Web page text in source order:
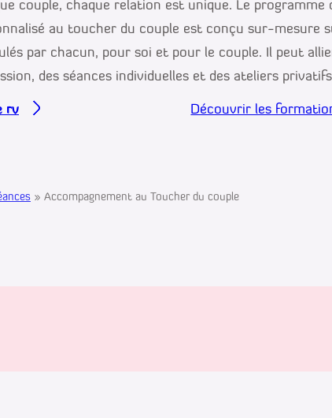
couple, chaque relation est unique. Le programme
au toucher du couple est conçu sur-mesure
par chacun, pour soi et pour le couple. Il peut
des séances individuelles et des ateliers
rv Découvrir les
» Accompagnement au Toucher du couple